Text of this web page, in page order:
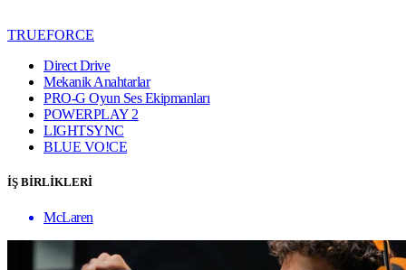
TRUEFORCE
Direct Drive
Mekanik Anahtarlar
PRO-G Oyun Ses Ekipmanları
POWERPLAY 2
LIGHTSYNC
BLUE VO!CE
İŞ BİRLİKLERİ
McLaren